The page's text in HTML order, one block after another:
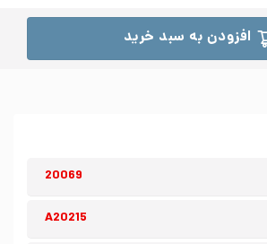
20069
A20215
افزودن به سبد خرید